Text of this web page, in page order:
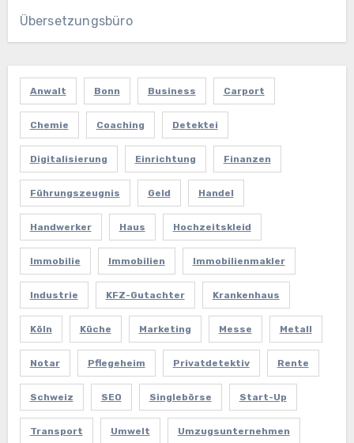
Übersetzungsbüro
Anwalt Bonn Business Carport
Chemie Coaching Detektei
Digitalisierung Einrichtung Finanzen
Führungszeugnis Geld Handel
Handwerker Haus Hochzeitskleid
Immobilie Immobilien Immobilienmakler
Industrie KFZ-Gutachter Krankenhaus
Köln Küche Marketing Messe Metall
Notar Pflegeheim Privatdetektiv Rente
Schweiz SEO Singlebörse Start-Up
Transport Umwelt Umzugsunternehmen